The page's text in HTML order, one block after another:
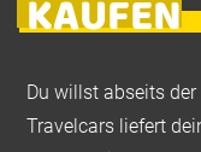
KAUFEN
Du willst abseits
Travelcars liefert